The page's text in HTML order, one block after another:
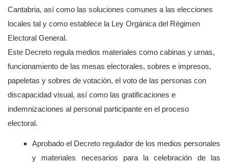
Cantabria, así como las soluciones comunes a las elecciones
locales tal y como establece la Ley Orgánica del Régimen
Electoral General.
Este Decreto regula medios materiales como cabinas y urnas,
funcionamiento de las mesas electorales, sobres e impresos,
papeletas y sobres de votación, el voto de las personas con
discapacidad visual, así como las gratificaciones e
indemnizaciones al personal participante en el proceso
electoral.
Aprobado el Decreto regulador de los medios personales
y materiales necesarios para la celebración de las